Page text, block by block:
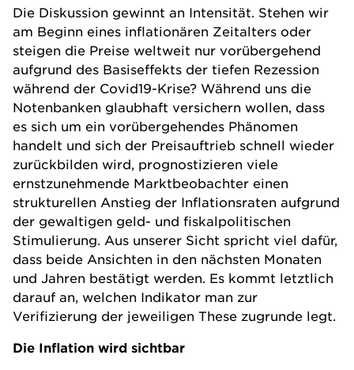
Die Diskussion gewinnt an Intensität. Stehen wir
am Beginn eines inflationären Zeitalters oder
steigen die Preise weltweit nur vorübergehend
aufgrund des Basiseffekts der tiefen Rezession
während der Covid19-Krise? Während uns die
Notenbanken glaubhaft versichern wollen, dass
es sich um ein vorübergehendes Phänomen
handelt und sich der Preisauftrieb schnell wieder
zurückbilden wird, prognostizieren viele
ernstzunehmende Marktbeobachter einen
strukturellen Anstieg der Inflationsraten aufgrund
der gewaltigen geld- und fiskalpolitischen
Stimulierung. Aus unserer Sicht spricht viel dafür,
dass beide Ansichten in den nächsten Monaten
und Jahren bestätigt werden. Es kommt letztlich
darauf an, welchen Indikator man zur
Verifizierung der jeweiligen These zugrunde legt.
Die Inflation wird sichtbar